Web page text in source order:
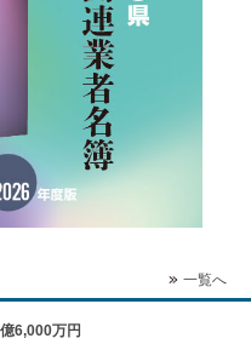
一覧へ
6,000万円